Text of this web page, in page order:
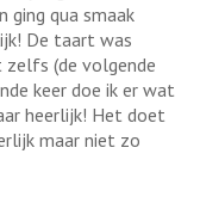
ging qua smaak
De taart was
(de volgende
keer doe ik er wat
heerlijk! Het doet
maar niet zo